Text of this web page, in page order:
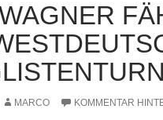
MARCO KOMMENTAR